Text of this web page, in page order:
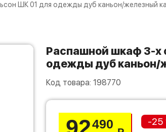
ШК 01 для одежды дуб каньон/железный
Распашной шкаф 3-х створчатый Нельсон ШК 01 для
одежды дуб каньон/
Код товара: 198770
490 -25